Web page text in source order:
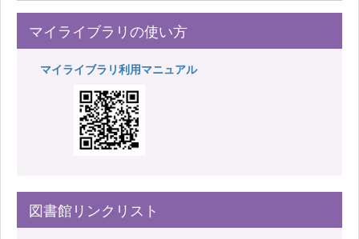
マイライブラリの使い方
マイライブラリ利用マニュアル
図書館リンクリスト